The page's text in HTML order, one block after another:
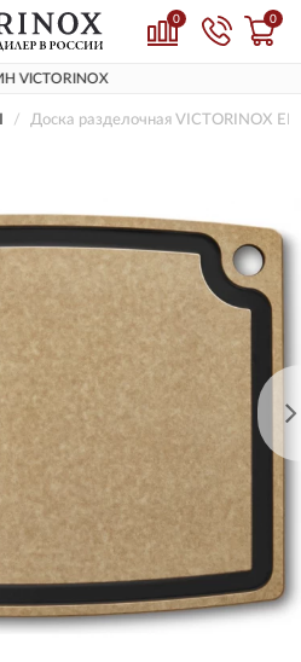
0 0
Доска разделочная VICTORINOX